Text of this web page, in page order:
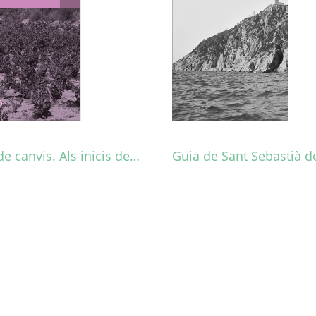
canvis. Als inicis de… Guia de Sant Sebastià